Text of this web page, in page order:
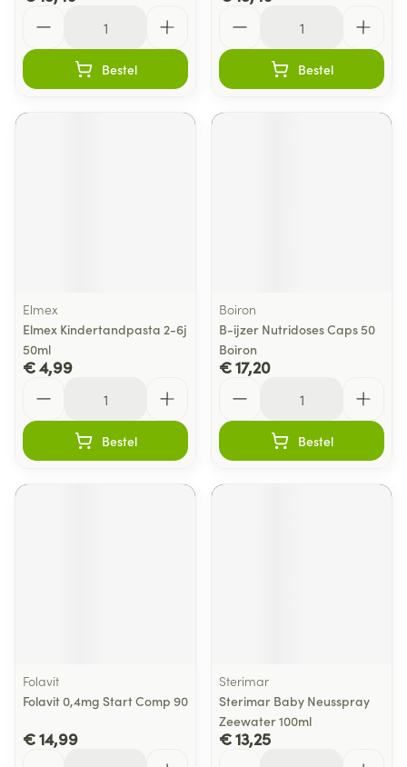
Bestel Bestel
Elmex
Elmex Kindertandpasta 2-6j
50ml
€ 4,99
Bestel
Boiron
B-ijzer Nutridoses Caps 50
Boiron
€ 17,20
Bestel
Folavit
Folavit 0,4mg Start Comp 90
€ 14,99
Sterimar
Sterimar Baby Neusspray
Zeewater 100ml
€ 13,25